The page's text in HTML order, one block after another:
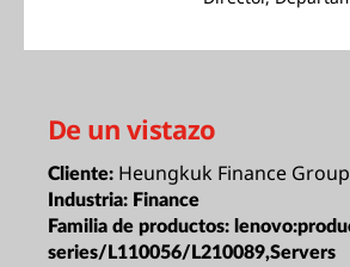
De un vistazo
Cliente: Heungkuk Finance Group
Industria: Finance
Familia de productos:
series/L110056/L210089,Servers